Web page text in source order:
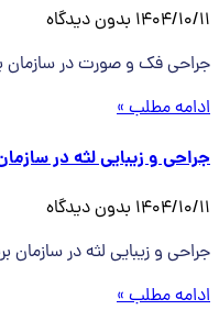
1404/10/11 بدون دیدگاه
جراحی فک و صورت در سازمان
ادامه مطلب »
جراحی و زیبایی لثه در
1404/10/11 بدون دیدگاه
جراحی و زیبایی لثه در سازمان
ادامه مطلب »